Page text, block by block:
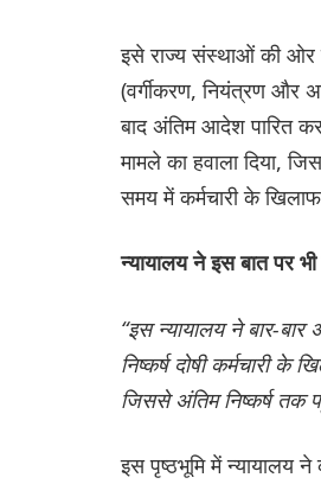
इसे राज्य संस्थाओं की ओर
(वर्गीकरण, नियंत्रण और
बाद अंतिम आदेश पारित
मामले का हवाला दिया,
समय में कर्मचारी के
न्यायालय ने इस बात पर
“इस न्यायालय ने बार-बार
निष्कर्ष दोषी कर्मचारी
जिससे अंतिम निष्कर्ष तक
इस पृष्ठभूमि में न्यायालय ने